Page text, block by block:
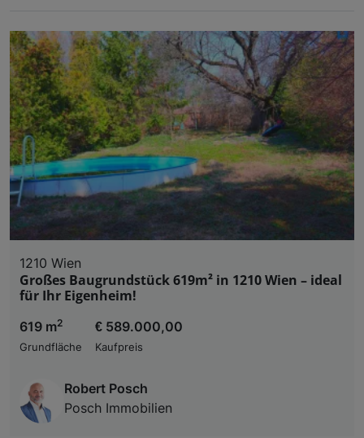
1210 Wien
Großes Baugrundstück 619m² in 1210 Wien – ideal
für Ihr Eigenheim!
619 m2
Grundfläche
€ 589.000,00
Kaufpreis
Robert Posch
Posch Immobilien